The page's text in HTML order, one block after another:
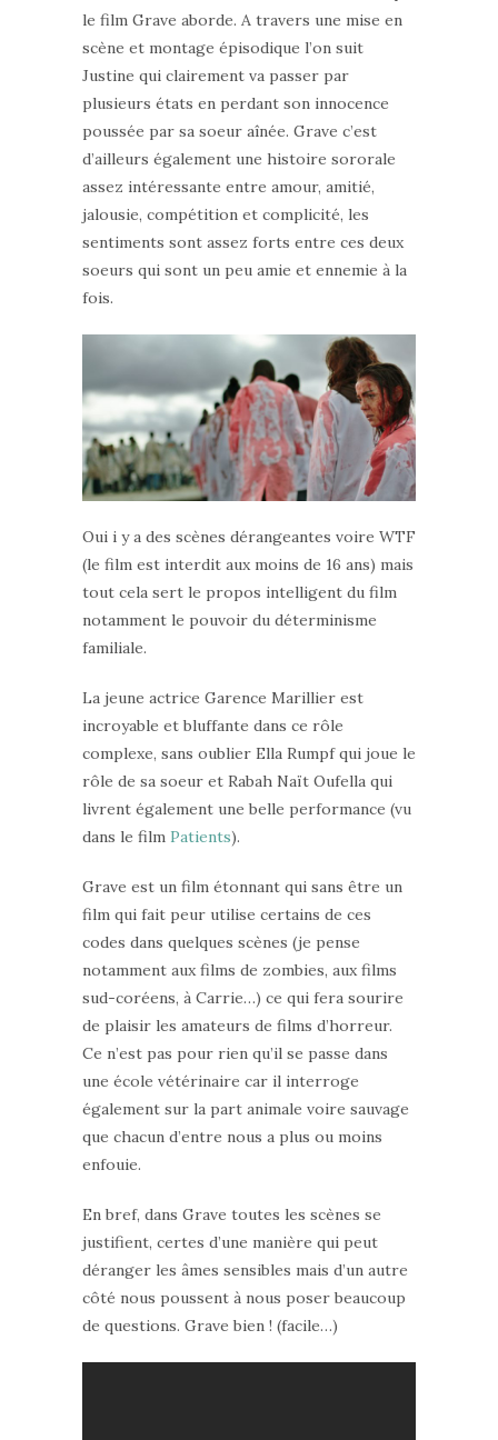
le film Grave aborde. A travers une mise en
scène et montage épisodique l’on suit
Justine qui clairement va passer par
plusieurs états en perdant son innocence
poussée par sa soeur aînée. Grave c’est
d’ailleurs également une histoire sororale
assez intéressante entre amour, amitié,
jalousie, compétition et complicité, les
sentiments sont assez forts entre ces deux
soeurs qui sont un peu amie et ennemie à la
fois.
Oui i y a des scènes dérangeantes voire WTF
(le film est interdit aux moins de 16 ans) mais
tout cela sert le propos intelligent du film
notamment le pouvoir du déterminisme
familiale.
La jeune actrice Garence Marillier est
incroyable et bluffante dans ce rôle
complexe, sans oublier Ella Rumpf qui joue le
rôle de sa soeur et Rabah Naït Oufella qui
livrent également une belle performance (vu
dans le film Patients).
Grave est un film étonnant qui sans être un
film qui fait peur utilise certains de ces
codes dans quelques scènes (je pense
notamment aux films de zombies, aux films
sud-coréens, à Carrie…) ce qui fera sourire
de plaisir les amateurs de films d’horreur.
Ce n’est pas pour rien qu’il se passe dans
une école vétérinaire car il interroge
également sur la part animale voire sauvage
que chacun d’entre nous a plus ou moins
enfouie.
En bref, dans Grave toutes les scènes se
justifient, certes d’une manière qui peut
déranger les âmes sensibles mais d’un autre
côté nous poussent à nous poser beaucoup
de questions. Grave bien ! (facile…)